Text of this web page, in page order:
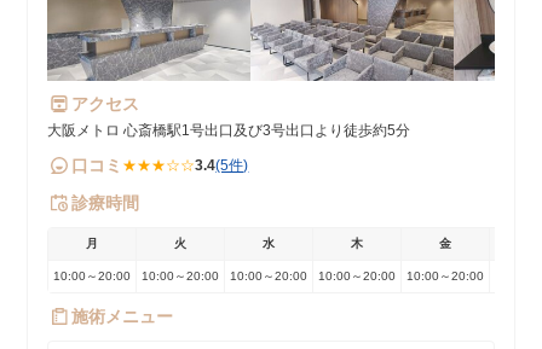
アクセス
大阪メトロ 心斎橋駅1号出口及び3号出口より徒歩約5分
口コミ ★★★☆☆3.4(5件)
診療時間
月 火 水 木 金
10:00～20:00 10:00～20:00 10:00～20:00 10:00～20:00 10:00～20:00
施術メニュー